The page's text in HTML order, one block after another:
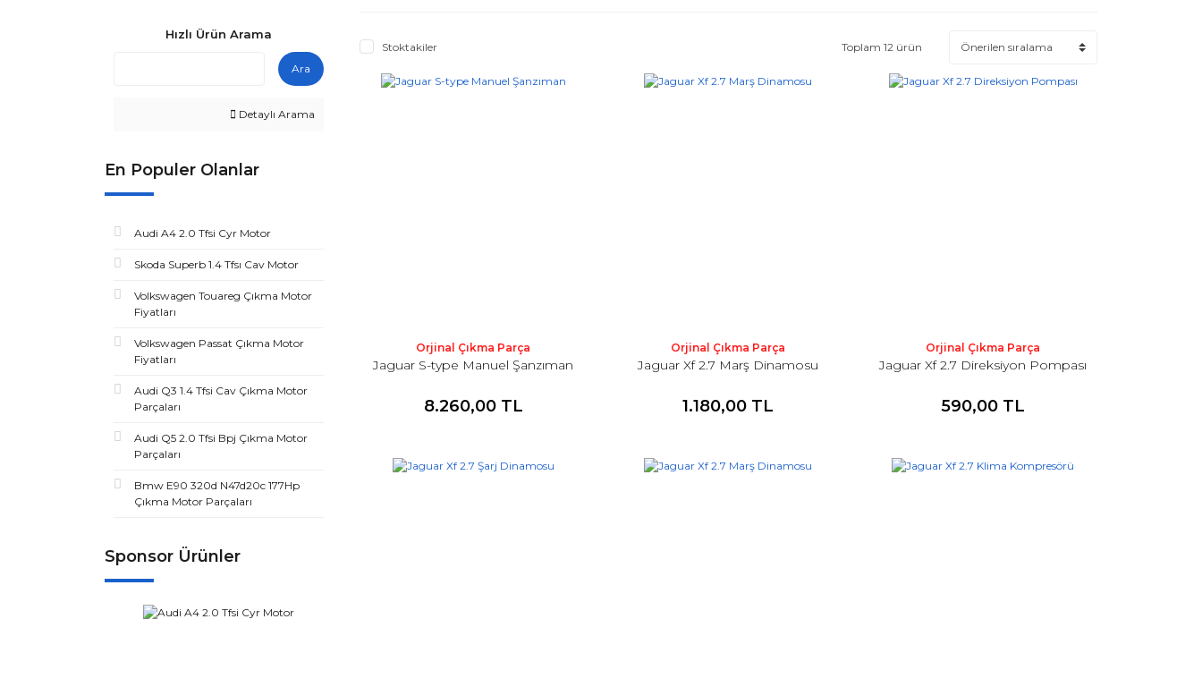
Hızlı Ürün Arama
Ara
Detaylı Arama
En Populer Olanlar
Audi A4 2.0 Tfsi Cyr Motor
Skoda Superb 1.4 Tfsı Cav Motor
Volkswagen Touareg Çıkma Motor
Fiyatları
Volkswagen Passat Çıkma Motor
Fiyatları
Audi Q3 1.4 Tfsi Cav Çıkma Motor
Parçaları
Audi Q5 2.0 Tfsi Bpj Çıkma Motor
Parçaları
Bmw E90 320d N47d20c 177Hp
Çıkma Motor Parçaları
Sponsor Ürünler
Stoktakiler Toplam 12 ürün
Orjinal Çıkma Parça
Jaguar S-type Manuel Şanzıman
8.260,00 TL
Orjinal Çıkma Parça
Jaguar Xf 2.7 Marş Dinamosu
1.180,00 TL
Orjinal Çıkma Parça
Jaguar Xf 2.7 Direksiyon Pompası
590,00 TL